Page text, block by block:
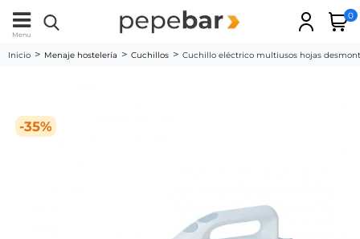
Menu
0
Inicio Menaje hostelería Cuchillos Cuchillo eléctrico multiusos hojas
-35%